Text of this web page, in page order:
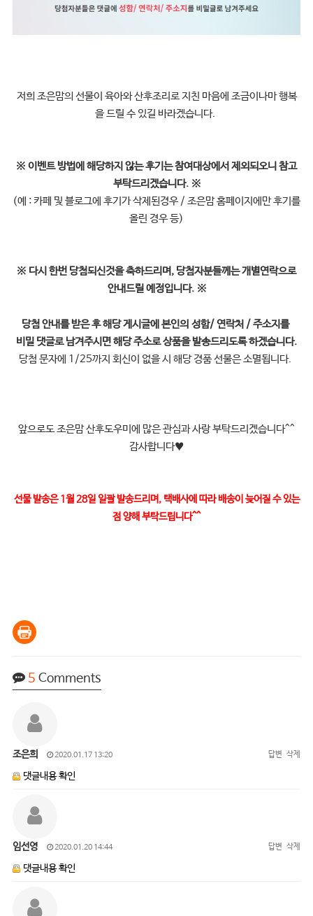
저희 조은맘의 선물이 육아와 산후조리로 지친 마음에 조금이나마 행복
을 드릴 수 있길 바라겠습니다.
※ 이벤트 방법에 해당하지 않는 후기는 참여대상에서 제외되오니 참고
부탁드리겠습니다. ※
(예 : 카페 및 블로그에 후기가 삭제된경우 / 조은맘 홈페이지에만 후기를
올린 경우 등)
※ 다시 한번 당첨되신것을 축하드리며, 당첨자분들께는 개별연락으로
안내드릴 예정입니다. ※
당첨 안내를 받은 후 해당 게시글에 본인의 성함/ 연락처 / 주소지를
비밀 댓글로 남겨주시면 해당 주소로 상품을 발송드리도록 하겠습니다.
당첨 문자에 1/25까지 회신이 없을 시 해당 경품 선물은 소멸됩니다.
앞으로도 조은맘 산후도우미에 많은 관심과 사랑 부탁드리겠습니다^^
감사합니다♥
선물 발송은 1월 28일 일괄 발송드리며, 택배사에 따라 배송이 늦어질 수 있는
점 양해 부탁드립니다^^
5 Comments
조은희 2020.01.17 13:20 답변 삭제
댓글내용 확인
임선영 2020.01.20 14:44 답변 삭제
댓글내용 확인